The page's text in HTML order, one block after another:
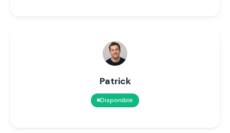
Patrick
Disponible